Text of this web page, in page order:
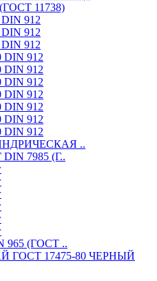
11738)
912
912
912
DIN 912
DIN 912
DIN 912
DIN 912
DIN 912
DIN 912
DIN 912
..
7985 (Г..
(ГОСТ ..
ГОСТ 17475-80 ЧЕРНЫЙ